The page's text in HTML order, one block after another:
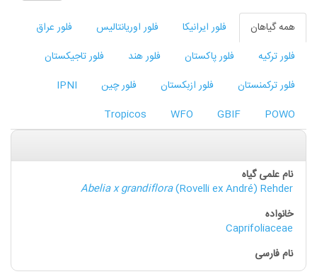
همه گیاهان فلور ایرانیکا فلور اوریانتالیس
فلور عراق
فلور ترکیه
فلور پاکستان فلور هند
فلور تاجیکستان
فلور ترکمنستان
فلور ازبکستان فلور چین
IPNI
POWO
GBIF
WFO
Tropicos
Abelia x grandiflora(Rovelli ex André) Rehder
Caprifoliaceae